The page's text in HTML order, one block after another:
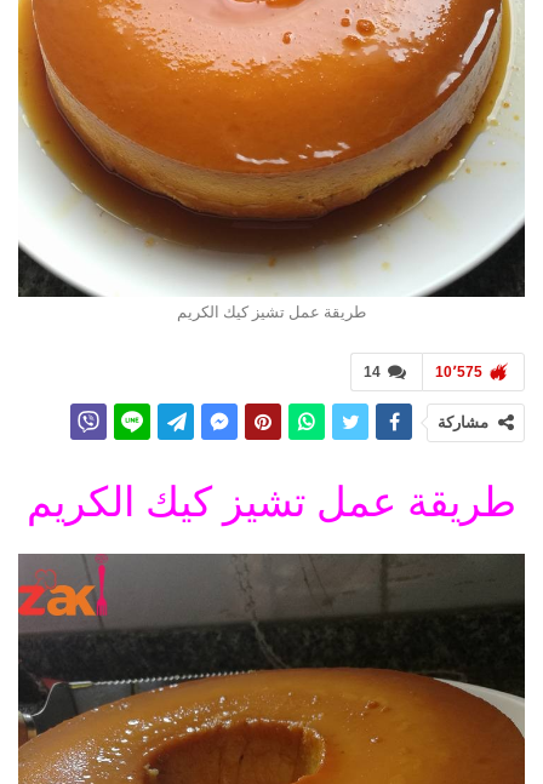
طريقة عمل تشيز كيك الكريم
14 10٬575
مشاركة
طريقة عمل تشيز كيك الكريم